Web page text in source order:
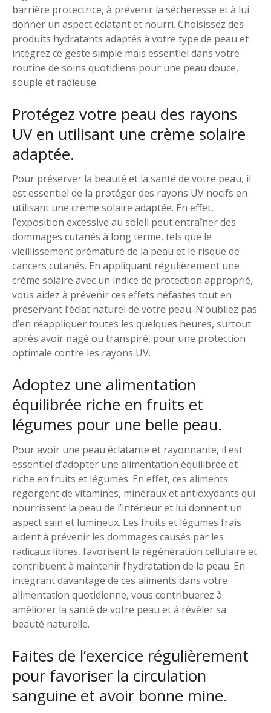
barrière protectrice, à prévenir la sécheresse et à lui
donner un aspect éclatant et nourri. Choisissez des
produits hydratants adaptés à votre type de peau et
intégrez ce geste simple mais essentiel dans votre
routine de soins quotidiens pour une peau douce,
souple et radieuse.
Protégez votre peau des rayons
UV en utilisant une crème solaire
adaptée.
Pour préserver la beauté et la santé de votre peau, il
est essentiel de la protéger des rayons UV nocifs en
utilisant une crème solaire adaptée. En effet,
l’exposition excessive au soleil peut entraîner des
dommages cutanés à long terme, tels que le
vieillissement prématuré de la peau et le risque de
cancers cutanés. En appliquant régulièrement une
crème solaire avec un indice de protection approprié,
vous aidez à prévenir ces effets néfastes tout en
préservant l’éclat naturel de votre peau. N’oubliez pas
d’en réappliquer toutes les quelques heures, surtout
après avoir nagé ou transpiré, pour une protection
optimale contre les rayons UV.
Adoptez une alimentation
équilibrée riche en fruits et
légumes pour une belle peau.
Pour avoir une peau éclatante et rayonnante, il est
essentiel d’adopter une alimentation équilibrée et
riche en fruits et légumes. En effet, ces aliments
regorgent de vitamines, minéraux et antioxydants qui
nourrissent la peau de l’intérieur et lui donnent un
aspect sain et lumineux. Les fruits et légumes frais
aident à prévenir les dommages causés par les
radicaux libres, favorisent la régénération cellulaire et
contribuent à maintenir l’hydratation de la peau. En
intégrant davantage de ces aliments dans votre
alimentation quotidienne, vous contribuerez à
améliorer la santé de votre peau et à révéler sa
beauté naturelle.
Faites de l’exercice régulièrement
pour favoriser la circulation
sanguine et avoir bonne mine.